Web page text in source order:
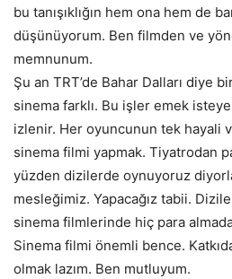
bu tanışıklığın hem ona hem de
düşünüyorum. Ben filmden ve
memnunum.
Şu an TRT’de Bahar Dalları diye
sinema farklı. Bu işler emek
izlenir. Her oyuncunun tek hayali
sinema filmi yapmak. Tiyatrodan
yüzden dizilerde oynuyoruz
mesleğimiz. Yapacağız tabii.
sinema filmlerinde hiç para
Sinema filmi önemli bence.
olmak lazım. Ben mutluyum.